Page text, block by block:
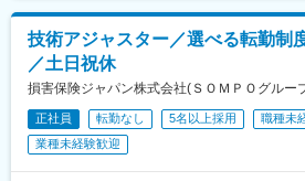
駅、島原船津駅、原爆資料館駅、佐世
公園駅、ひばりが丘駅(北海道)、千歳
前駅、あおば通駅、峰駅、上野駅、堀
駅、坂下町駅、福井城址大名町駅、新
駅、海老江駅、ＪＲ俊徳道駅、花隈駅
銚子駅、八日市場駅、東金駅、館山駅
谷駅、京成関屋駅、荒川区役所前駅
めじろ台駅、羽村駅、立川駅、京王八
駅、秋川駅、甲州街道駅、八王子みな
上大岡駅、横浜駅、市が尾駅、センタ
蔵小杉駅、新百合ケ丘駅、鷺沼駅、小
技術アジャスター／選べる転勤制
／土日祝休
損害保険ジャパン株式会社(ＳＯＭＰＯグルー
正社員 転勤なし 5名以上採用
職種未
業種未経験歓迎